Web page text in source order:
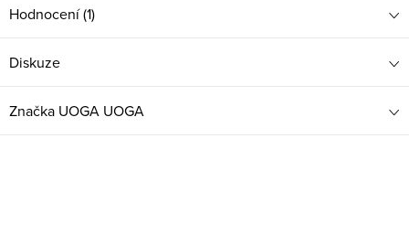
Hodnocení (1)
Diskuze
Značka UOGA UOGA